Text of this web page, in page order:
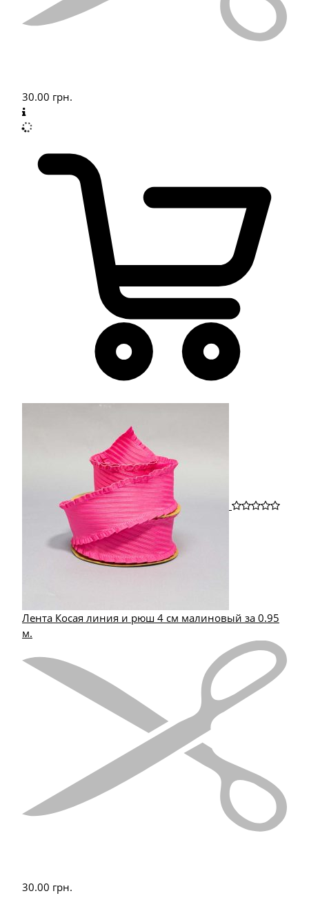
30.00 грн.
Лента Косая линия и рюш 4 см малиновый за 0.95
м.
30.00 грн.